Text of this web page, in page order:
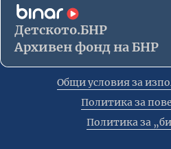
Детското.БНР
Архивен фонд на БНР
Общи условия за
Политика за
Политика за